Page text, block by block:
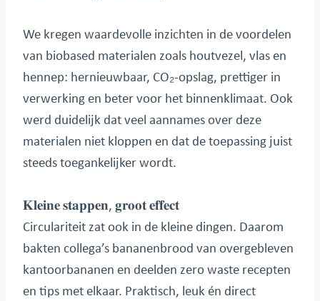
We kregen waardevolle inzichten in de voordelen
van biobased materialen zoals houtvezel, vlas en
hennep: hernieuwbaar, CO₂-opslag, prettiger in
verwerking en beter voor het binnenklimaat. Ook
werd duidelijk dat veel aannames over deze
materialen niet kloppen en dat de toepassing juist
steeds toegankelijker wordt.
𝐊𝐥𝐞𝐢𝐧𝐞 𝐬𝐭𝐚𝐩𝐩𝐞𝐧, 𝐠𝐫𝐨𝐨𝐭 𝐞𝐟𝐟𝐞𝐜𝐭
Circulariteit zat ook in de kleine dingen. Daarom
bakten collega’s bananenbrood van overgebleven
kantoorbananen en deelden zero waste recepten
en tips met elkaar. Praktisch, leuk én direct